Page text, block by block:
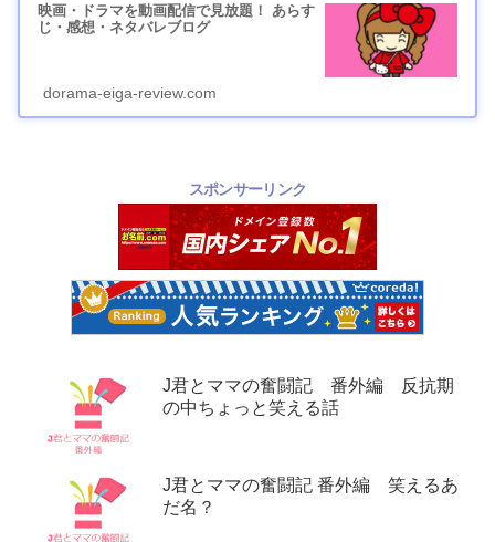
映画・ドラマを動画配信で見放題！ あらす
じ・感想・ネタバレブログ
dorama-eiga-review.com
スポンサーリンク
J君とママの奮闘記 番外編 反抗期
の中ちょっと笑える話
J君とママの奮闘記 番外編 笑えるあ
だ名？